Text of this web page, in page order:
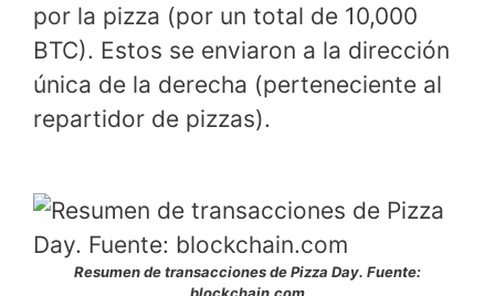
por la pizza (por un total de 10,000
BTC). Estos se enviaron a la dirección
única de la derecha (perteneciente al
repartidor de pizzas).
Resumen de transacciones de Pizza Day. Fuente: